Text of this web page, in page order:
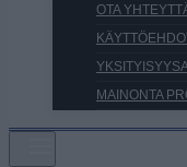
OTA
MAINONTA